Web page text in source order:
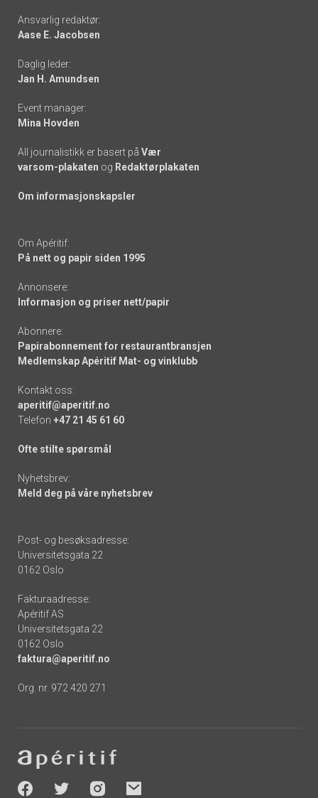
Footer
-
links
Ansvarlig redaktør:
Aase E. Jacobsen
Daglig leder:
Jan H. Amundsen
Event manager:
Mina Hovden
All journalistikk er basert på Vær
varsom-plakaten og Redaktørplakaten
Om informasjonskapsler
Om Apéritif:
På nett og papir siden 1995
Annonsere:
Informasjon og priser nett/papir
Abonnere:
Papirabonnement for restaurantbransjen
Medlemskap Apéritif Mat- og vinklubb
Kontakt oss:
aperitif@aperitif.no
Telefon +47 21 45 61 60
Ofte stilte spørsmål
Nyhetsbrev:
Meld deg på våre nyhetsbrev
Post- og besøksadresse:
Universitetsgata 22
0162 Oslo
Fakturaadresse:
Apéritif AS
Universitetsgata 22
0162 Oslo
faktura@aperitif.no
Org. nr. 972 420 271
-